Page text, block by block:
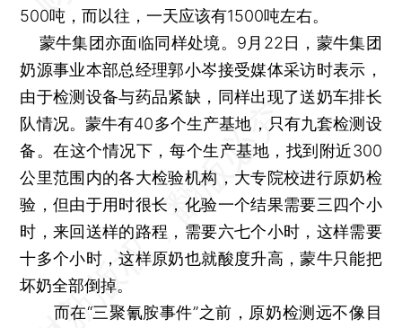
500吨，而以往，一天应该有1500吨左右。
蒙牛集团亦面临同样处境。9月22日，蒙牛集团
奶源事业本部总经理郭小岑接受媒体采访时表示，
由于检测设备与药品紧缺，同样出现了送奶车排长
队情况。蒙牛有40多个生产基地，只有九套检测设
备。在这个情况下，每个生产基地，找到附近300
公里范围内的各大检验机构，大专院校进行原奶检
验，但由于用时很长，化验一个结果需要三四个小
时，来回送样的路程，需要六七个小时，这样需要
十多个小时，这样原奶也就酸度升高，蒙牛只能把
坏奶全部倒掉。
而在“三聚氰胺事件”之前，原奶检测远不像目